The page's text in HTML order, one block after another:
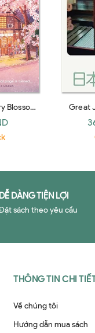
Blossom
Great
DỄ DÀNG TIỆN LỢI
sách theo yêu cầu
THÔNG TIN CHI
Về chúng tôi
Hướng dẫn mua sách